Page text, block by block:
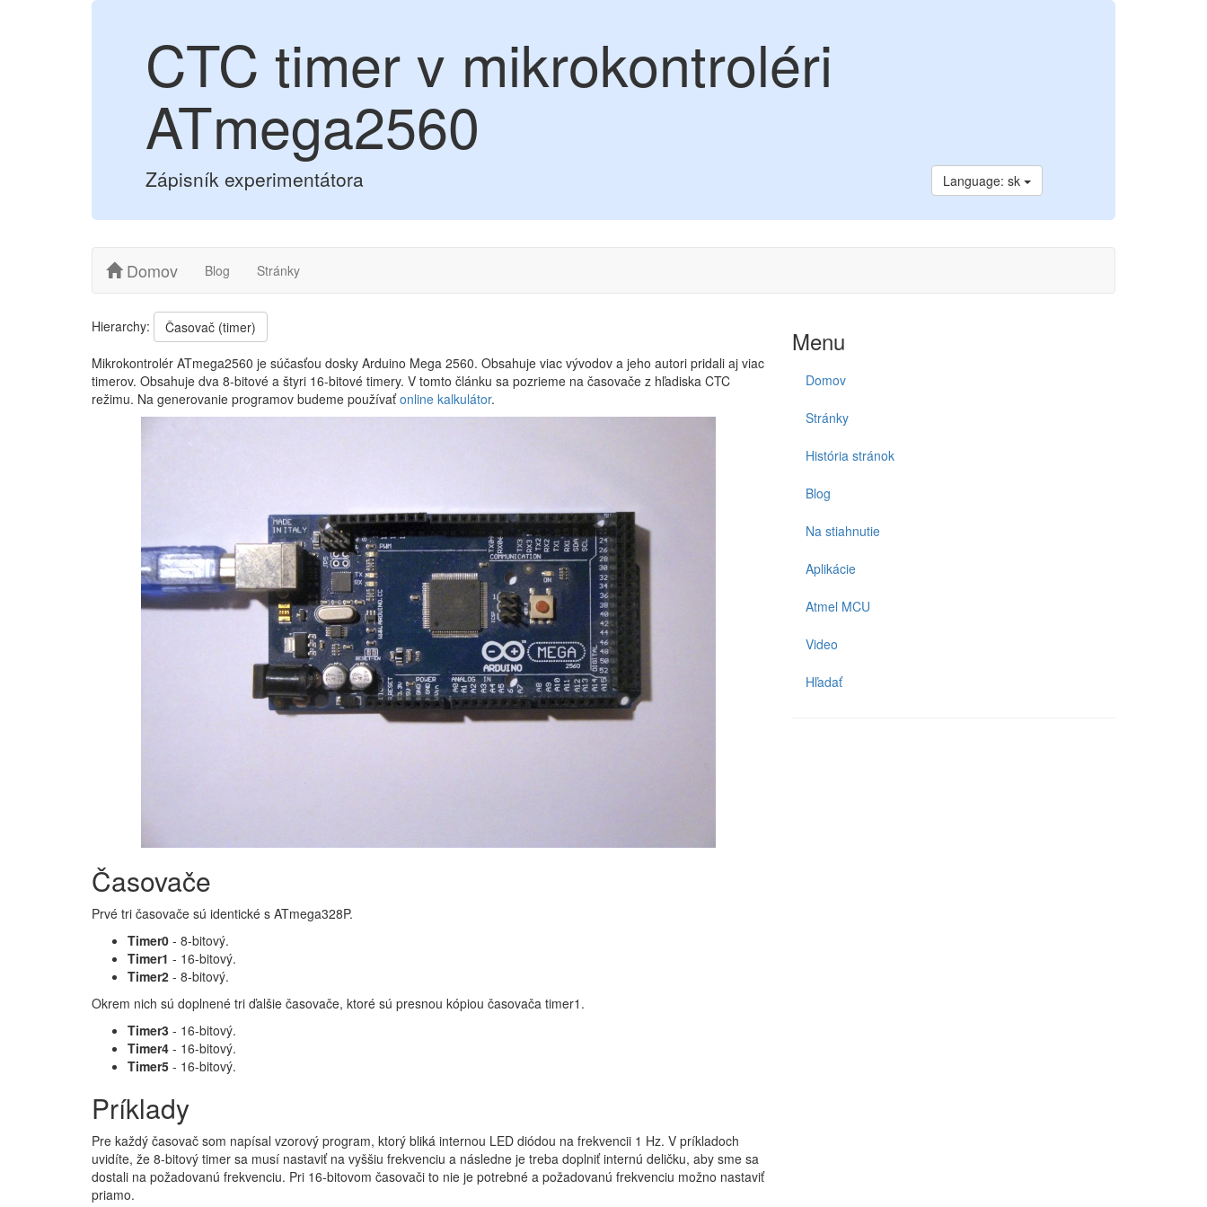
CTC timer v mikrokontroléri
ATmega2560
Zápisník experimentátora Language: sk
Domov Blog Stránky
Hierarchy:
Časovač (timer)
Mikrokontrolér ATmega2560 je súčasťou dosky Arduino Mega 2560. Obsahuje viac vývodov a jeho autori pridali aj viac
timerov. Obsahuje dva 8-bitové a štyri 16-bitové timery. V tomto článku sa pozrieme na časovače z hľadiska CTC
režimu. Na generovanie programov budeme používaťonline kalkulátor.
Časovače
Prvé tri časovače sú identické s ATmega328P.
Timer0 - 8-bitový.
Timer1 - 16-bitový.
Timer2 - 8-bitový.
Okrem nich sú doplnené tri ďalšie časovače, ktoré sú presnou kópiou časovača timer1.
Timer3 - 16-bitový.
Timer4 - 16-bitový.
Timer5 - 16-bitový.
Príklady
Pre každý časovač som napísal vzorový program, ktorý bliká internou LED diódou na frekvencii 1 Hz. V príkladoch
uvidíte, že 8-bitový timer sa musí nastaviť na vyššiu frekvenciu a následne je treba doplniť internú deličku, aby sme sa
dostali na požadovanú frekvenciu. Pri 16-bitovom časovači to nie je potrebné a požadovanú frekvenciu možno nastaviť
priamo.
Menu
Domov
Stránky
História stránok
Blog
Na stiahnutie
Aplikácie
Atmel MCU
Video
Hľadať